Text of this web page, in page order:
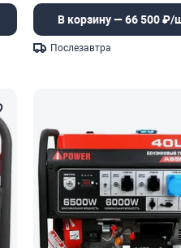
В корзину — 66 500 ₽/
Послезавтра